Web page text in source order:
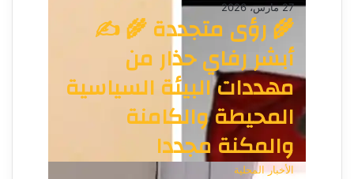
27 مارس، 2026
🌾 رؤى متجددة 🌾 ✍️
أبشر رفاي حذار من
مهددات البيئة السياسية
المحيطة والكامنة
والمكنة مجددا
الأخبار المحلية